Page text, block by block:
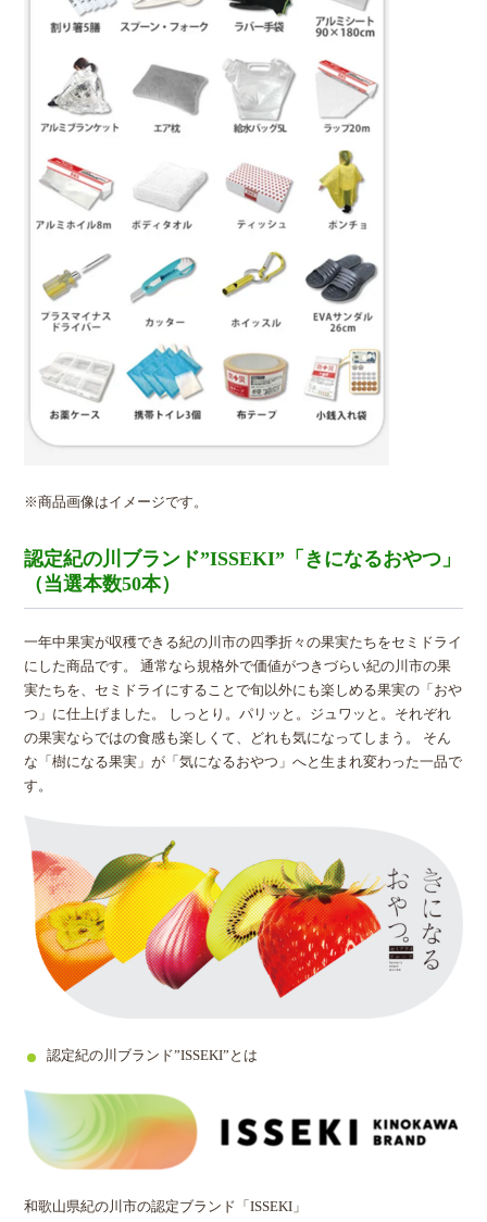
※商品画像はイメージです。
認定紀の川ブランド”ISSEKI”「きになるおやつ」
（当選本数50本）
一年中果実が収穫できる紀の川市の四季折々の果実たちをセミドライ
にした商品です。 通常なら規格外で価値がつきづらい紀の川市の果
実たちを、セミドライにすることで旬以外にも楽しめる果実の「おや
つ」に仕上げました。 しっとり。パリッと。ジュワッと。それぞれ
の果実ならではの食感も楽しくて、どれも気になってしまう。 そん
な「樹になる果実」が「気になるおやつ」へと生まれ変わった一品で
す。
認定紀の川ブランド”ISSEKI”とは
和歌山県紀の川市の認定ブランド「ISSEKI」